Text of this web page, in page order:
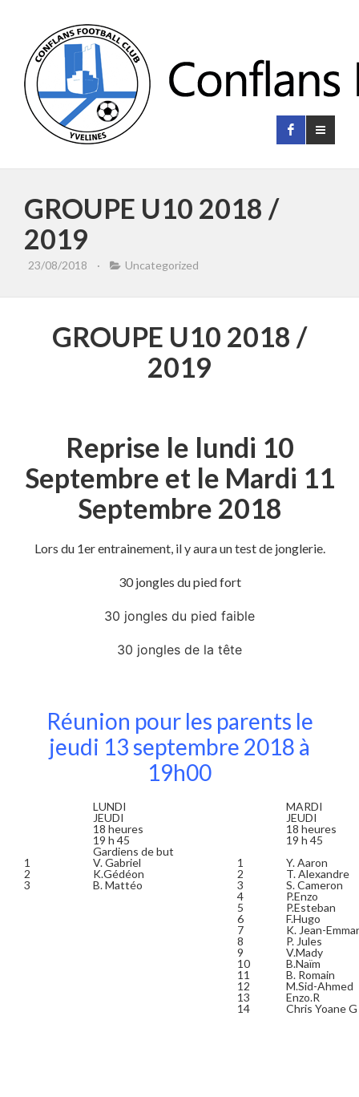
GROUPE U10 2018 /
2019
23/08/2018 · Uncategorized
GROUPE U10 2018 /
2019
Reprise le lundi 10
Septembre et le Mardi 11
Septembre 2018
Lors du 1er entrainement, il y aura un test de jonglerie.
30 jongles du pied fort
30 jongles du pied faible
30 jongles de la tête
Réunion pour les parents le
jeudi 13 septembre 2018 à
19h00
LUNDI
MARDI
JEUDI
JEUDI
18 heures
18 heures
19 h 45
19 h 45
Gardiens de but
1
V. Gabriel 1
Y. Aaron
2
K.Gédéon 2
T. Alexandre
3
B. Mattéo 3
S. Cameron
4
P.Enzo
5
P.Esteban
6
F.Hugo
7
K. Jean-
8
P. Jules
9
V.Mady
10
B.Naïm
11
B. Romain
12
M.Sid-Ahmed
13
Enzo.R
14
Chris Yoane G